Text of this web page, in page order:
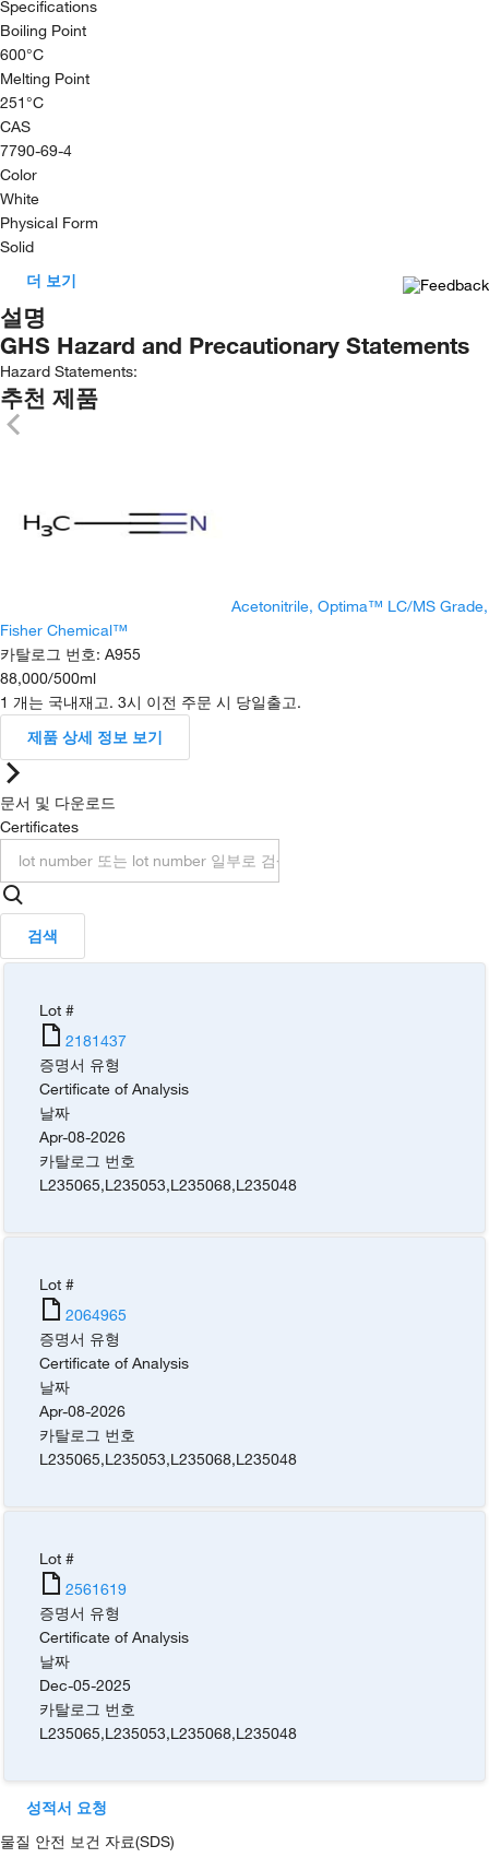
Specifications
Boiling Point
600°C
Melting Point
251°C
CAS
7790-69-4
Color
White
Physical Form
Solid
더 보기
설명
GHS Hazard and Precautionary Statements
Hazard Statements:
추천 제품
Acetonitrile, Optima™ LC/MS Grade,
Fisher Chemical™
카탈로그 번호: A955
88,000/500ml
1 개는 국내재고. 3시 이전 주문 시 당일출고.
제품 상세 정보 보기
문서 및 다운로드
Certificates
검색
Lot #
2181437
증명서 유형
Certificate of Analysis
날짜
Apr-08-2026
카탈로그 번호
L235065,L235053,L235068,L235048
Lot #
2064965
증명서 유형
Certificate of Analysis
날짜
Apr-08-2026
카탈로그 번호
L235065,L235053,L235068,L235048
Lot #
2561619
증명서 유형
Certificate of Analysis
날짜
Dec-05-2025
카탈로그 번호
L235065,L235053,L235068,L235048
성적서 요청
물질 안전 보건 자료(SDS)